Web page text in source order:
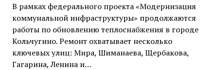
В рамках федерального проекта «Модернизация
коммунальной инфраструктуры» продолжаются
работы по обновлению теплоснабжения в городе
Кольчугино. Ремонт охватывает несколько
ключевых улиц: Мира, Шиманаева, Щербакова,
Гагарина, Ленина и…